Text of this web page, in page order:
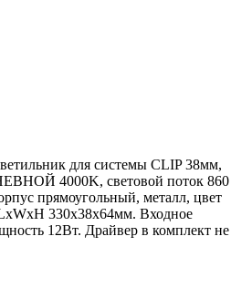
для системы CLIP 38мм,
4000K, световой поток 860
прямоугольный, металл, цвет
330x38x64мм. Входное
12Вт. Драйвер в комплект не